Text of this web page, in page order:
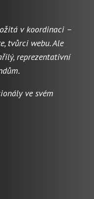
v koordinaci –
tvůrci webu. Ale
reprezentativní
ve svém